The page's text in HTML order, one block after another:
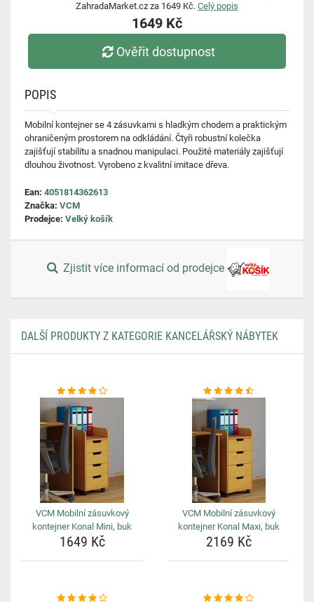
ZahradaMarket.cz za 1649 Kč. Celý popis
1649 Kč
Ověřit dostupnost
POPIS
Mobilní kontejner se 4 zásuvkami s hladkým chodem a praktickým
ohraničeným prostorem na odkládání. Čtyři robustní kolečka
zajišťují stabilitu a snadnou manipulaci. Použité materiály zajišťují
dlouhou životnost. Vyrobeno z kvalitní imitace dřeva.
Ean: 4051814362613
Značka: VCM
Prodejce: Velký košík
Zjistit více informací od prodejce
DALŠÍ PRODUKTY Z KATEGORIE KANCELÁŘSKÝ NÁBYTEK
VCM Mobilní zásuvkový
kontejner Konal Mini, buk
1649 Kč
VCM Mobilní zásuvkový
kontejner Konal Maxi, buk
2169 Kč